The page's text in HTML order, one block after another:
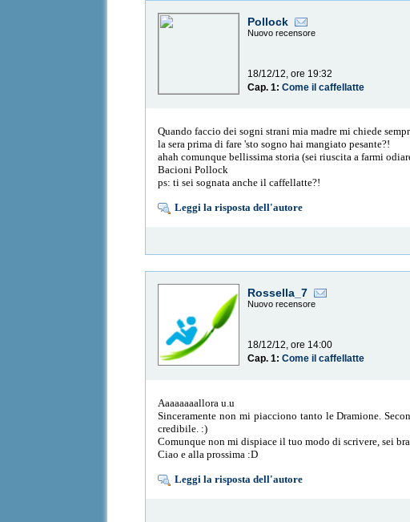
Pollock
Nuovo recensore
18/12/12, ore 19:32
Cap. 1:Come il caffellatte
Quando faccio dei sogni strani mia madre mi chiede
la sera prima di fare 'sto sogno hai mangiato pesante?!
ahah comunque bellissima storia (sei riuscita a farmi
Bacioni Pollock
ps: ti sei sognata anche il caffellatte?!
Leggi la risposta dell'autore
Rossella_7
Nuovo recensore
18/12/12, ore 14:00
Cap. 1:Come il caffellatte
Aaaaaaaallora u.u
Sinceramente non mi piacciono tanto le Dramione.
credibile. :)
Comunque non mi dispiace il tuo modo di scrivere, sei
Ciao e alla prossima :D
Leggi la risposta dell'autore